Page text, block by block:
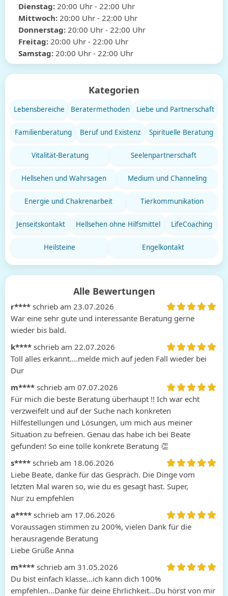
Dienstag: 20:00 Uhr - 22:00 Uhr
Mittwoch: 20:00 Uhr - 22:00 Uhr
Donnerstag: 20:00 Uhr - 22:00 Uhr
Freitag: 20:00 Uhr - 22:00 Uhr
Samstag: 20:00 Uhr - 22:00 Uhr
Kategorien
Lebensbereiche Beratermethoden Liebe und Partnerschaft
Familienberatung Beruf und Existenz Spirituelle Beratung
Vitalität-Beratung Seelenpartnerschaft
Hellsehen und Wahrsagen Medium und Channeling
Energie und Chakrenarbeit Tierkommunikation
Jenseitskontakt Hellsehen ohne Hilfsmittel LifeCoaching
Heilsteine Engelkontakt
Alle Bewertungen
r**** schrieb am 23.07.2026
War eine sehr gute und interessante Beratung gerne
wieder bis bald.
k**** schrieb am 22.07.2026
Toll alles erkannt....melde mich auf jeden Fall wieder bei
Dur
m**** schrieb am 07.07.2026
Für mich die beste Beratung überhaupt !! Ich war echt
verzweifelt und auf der Suche nach konkreten
Hilfestellungen und Lösungen, um mich aus meiner
Situation zu befreien. Genau das habe ich bei Beate
gefunden! So eine tolle konkrete Beratung 👏
s**** schrieb am 18.06.2026
Liebe Beate, danke für das Gespräch. Die Dinge vom
letzten Mal waren so, wie du es gesagt hast. Super,
Nur zu empfehlen
a**** schrieb am 17.06.2026
Voraussagen stimmen zu 200%, vielen Dank für die
herausragende Beratung
Liebe Grüße Anna
m**** schrieb am 31.05.2026
Du bist einfach klasse...ich kann dich 100%
empfehlen...Danke für deine Ehrlichkeit...Du hörst von mir